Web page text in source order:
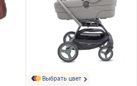
Выбрать цвет